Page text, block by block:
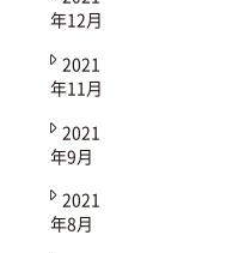
年12月
2021
年11月
2021
年9月
2021
年8月